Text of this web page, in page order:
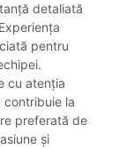
detaliată
pentru
cu atenția
la
preferată de
și